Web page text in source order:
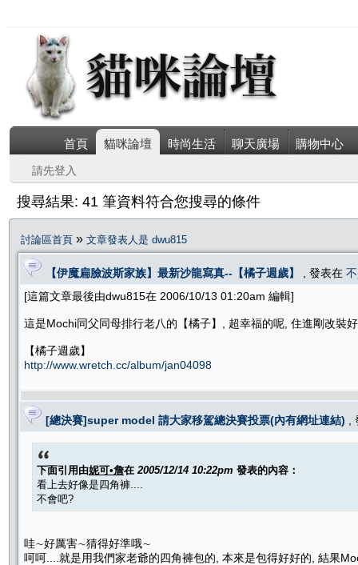
首頁 貓咪論壇 時尚生活 聊天廣場 購物中心
請先登入
搜尋結果: 41 筆資料符合您搜尋的條件
討論區首頁 » 文章發表人是 dwu815
【伊魔扁臉波斯家族】最新沙龍寫真--【橘子週歲】 , 發表在
[這篇文章最後由dwu815在 2006/10/13 01:20am 編輯]
這是Mochi同父同母排行老八的【橘子】, 超幸福的呢, 住進剛改裝
【橘子週歲】
http://www.wretch.cc/album/jan04098
[總決賽]super model 請大家移駕總決賽投票(內有網址連結)
下面引用由妮可•詹在 2005/12/14 10:22pm 發表的內容：
看上去好像是四角褲....
不會吧?
哇∼好厲害∼猜得好準哦∼
呵呵....就是用我們家老爺的四角褲包的, 本來是包得好好的, 結果